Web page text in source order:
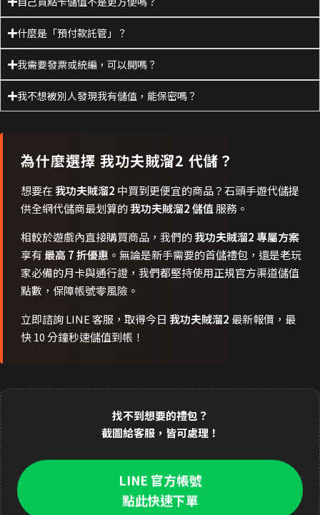
什麼是「預付款託管」？
我需要發票或統編，可以開嗎？
我不想被別人發現我有儲值，能保密嗎？
為什麼選擇 我功夫賊溜2 代儲？
想要在 我功夫賊溜2 中買到更便宜的商品？石頭手遊代儲提
供全網代儲商最划算的我功夫賊溜2 儲值服務。
相較於遊戲內直接購買商品，我們的我功夫賊溜2 專屬方案
享有最高 7 折優惠 。無論是新手需要的首儲禮包，還是老玩
家必備的月卡與通行證，我們都堅持使用正規官方渠道儲值
點數，保障帳號零風險。
立即諮詢 LINE 客服，取得今日 我功夫賊溜2 最新報價，最
快 10 分鐘秒速儲值到帳！
找不到想要的禮包？
截圖給客服，皆可處理！
LINE 官方帳號
點此快速下單